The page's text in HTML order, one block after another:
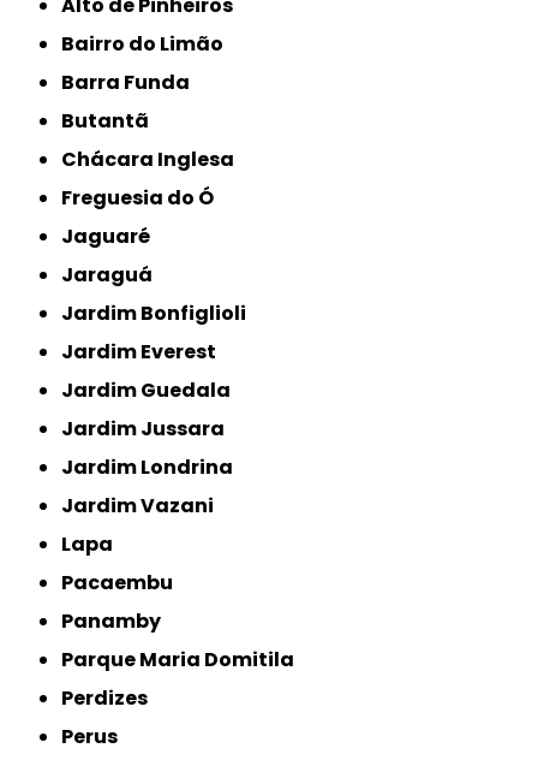
Alto de Pinheiros
Bairro do Limão
Barra Funda
Butantã
Chácara Inglesa
Freguesia do Ó
Jaguaré
Jaraguá
Jardim Bonfiglioli
Jardim Everest
Jardim Guedala
Jardim Jussara
Jardim Londrina
Jardim Vazani
Lapa
Pacaembu
Panamby
Parque Maria Domitila
Perdizes
Perus